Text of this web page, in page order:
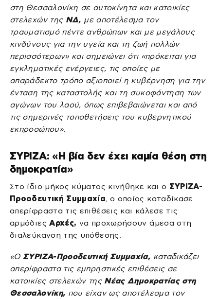
στη Θεσσαλονίκη σε αυτοκίνητα και κατοικίες
στελεχών της ΝΔ, με αποτέλεσμα τον
τραυματισμό πέντε ανθρώπων και με μεγάλους
κινδύνους για την υγεία και τη ζωή πολλών
περισσότερων» και σημειώνει ότι «πρόκειται για
εγκληματικές ενέργειες, τις οποίες με
απαράδεκτο τρόπο αξιοποιεί η κυβέρνηση για την
ένταση της καταστολής και τη συκοφάντηση των
αγώνων του λαού, όπως επιβεβαιώνεται και από
τις σημερινές τοποθετήσεις του κυβερνητικού
εκπροσώπου».
ΣΥΡΙΖΑ: «Η βία δεν έχει καμία θέση στη
δημοκρατία»
Στο ίδιο μήκος κύματος κινήθηκε και ο ΣΥΡΙΖΑ-
Προοδευτική Συμμαχία, ο οποίος καταδίκασε
απερίφραστα τις επιθέσεις και κάλεσε τις
αρμόδιεςΑρχές, να προχωρήσουν άμεσα στη
διαλεύκανση της υπόθεσης.
«Ο ΣΥΡΙΖΑ-Προοδευτική Συμμαχία, καταδικάζει
απερίφραστα τις εμπρηστικές επιθέσεις σε
κατοικίες στελεχών της Νέας Δημοκρατίας στη
Θεσσαλονίκη, που είχαν ως αποτέλεσμα τον